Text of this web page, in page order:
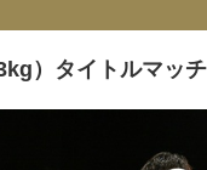
）タイトルマッ